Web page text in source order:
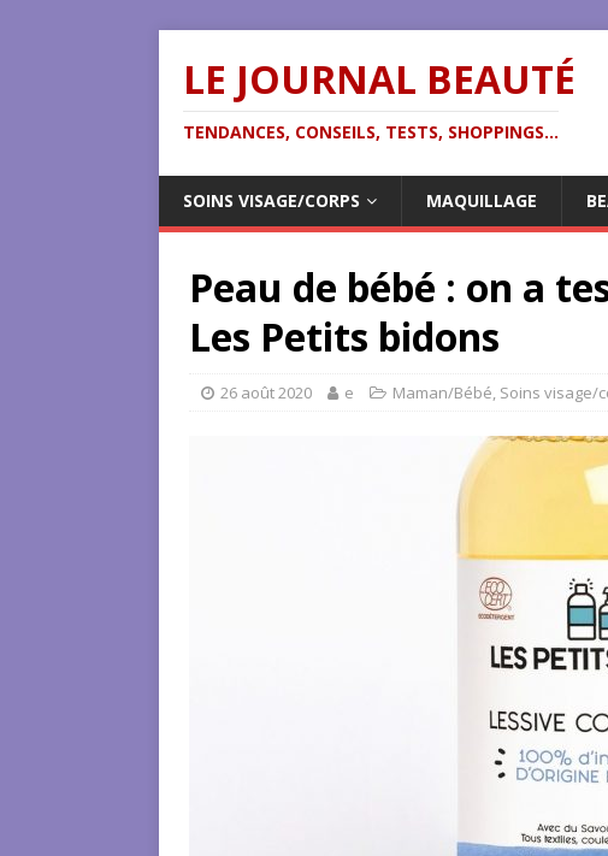
LE JOURNAL BEAUTÉ
TENDANCES, CONSEILS, TESTS, SHOPPINGS...
SOINS VISAGE/CORPS MAQUILLAGE
Peau de bébé : on a
Les Petits bidons
26 août 2020 e Maman/Bébé, Soins visage/